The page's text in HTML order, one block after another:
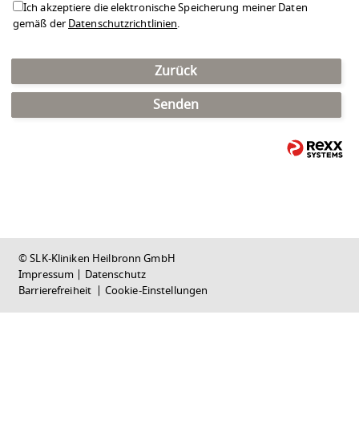
Ich akzeptiere die elektronische Speicherung meiner Daten
gemäß derDatenschutzrichtlinien.
Zurück
Senden
© SLK-Kliniken Heilbronn GmbH
Impressum | Datenschutz
Barrierefreiheit | Cookie-Einstellungen